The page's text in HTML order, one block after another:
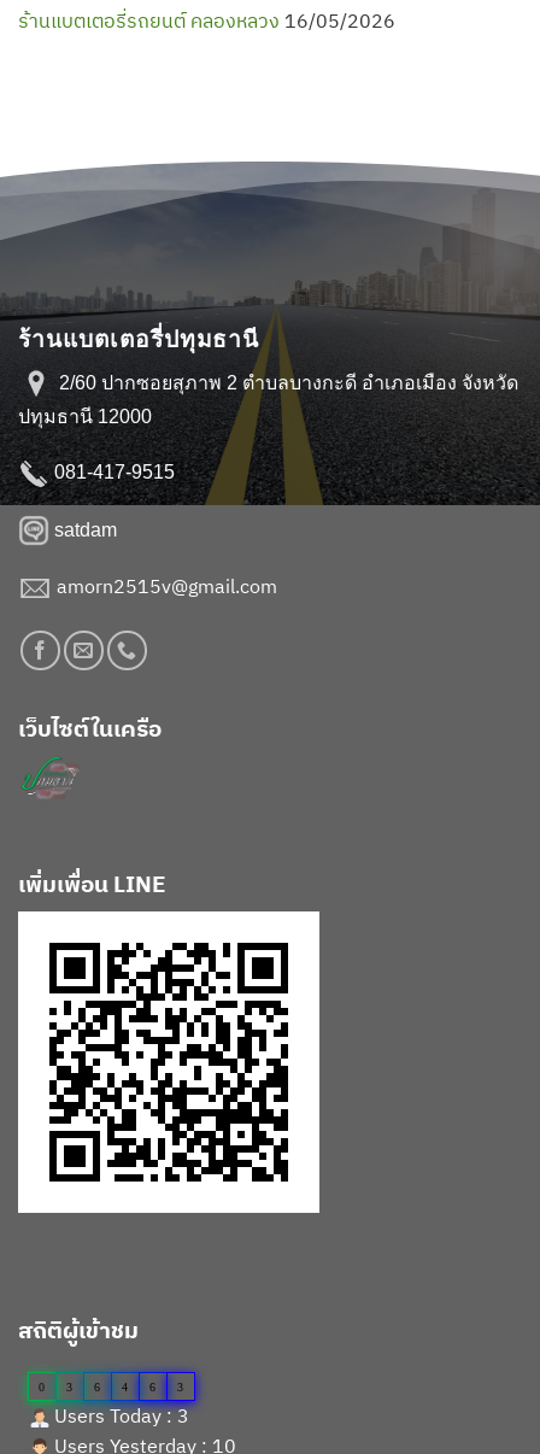
ร้านแบตเตอรี่รถยนต์ คลองหลวง 16/05/2026
ร้านแบตเตอรี่ปทุมธานี
2/60 ปากซอยสุภาพ 2 ตำบลบางกะดี อำเภอเมือง จังหวัด
ปทุมธานี 12000
081-417-9515
satdam
amorn2515v@gmail.com
เว็บไซต์ในเครือ
เพิ่มเพื่อน LINE
สถิติผู้เข้าชม
0 3 6 4 6 3
Users Today : 3
Users Yesterday : 10